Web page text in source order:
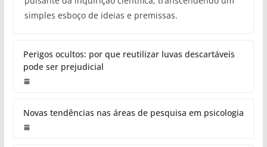
simples esboço de ideias e premissas.
Perigos ocultos: por que reutilizar luvas descartáveis
pode ser prejudicial
Novas tendências nas áreas de pesquisa em psicologia